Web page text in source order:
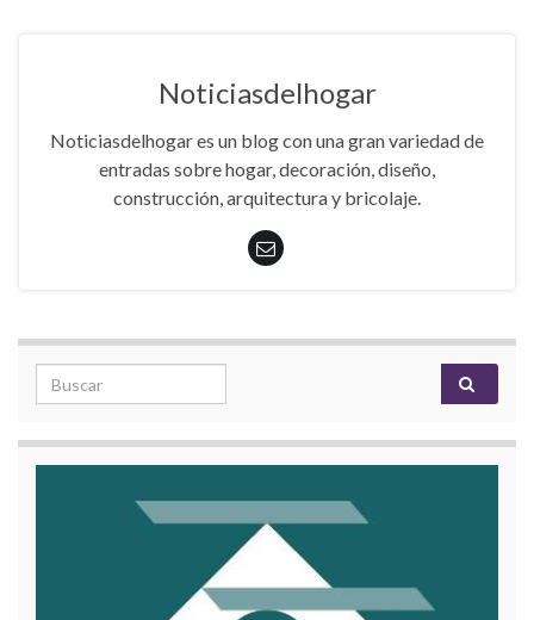
Noticiasdelhogar
Noticiasdelhogar es un blog con una gran variedad de
entradas sobre hogar, decoración, diseño,
construcción, arquitectura y bricolaje.
Search for: